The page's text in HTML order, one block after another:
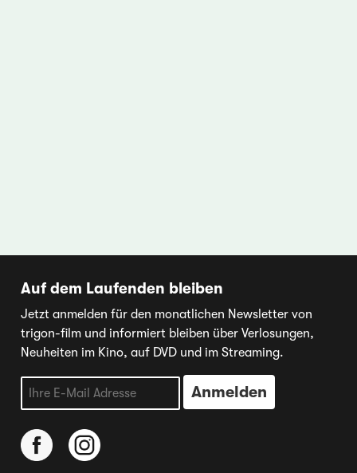
Auf dem Laufenden bleiben
Jetzt anmelden für den monatlichen Newsletter von
trigon-film und informiert bleiben über Verlosungen,
Neuheiten im Kino, auf DVD und im Streaming.